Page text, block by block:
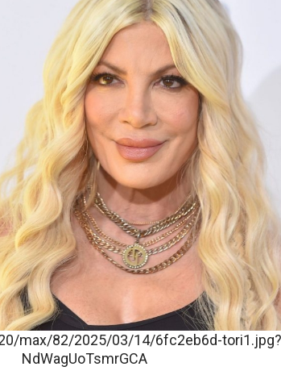
max/82/2025/03/14/6fc2eb6d-
NdWagUoTsmrGCA